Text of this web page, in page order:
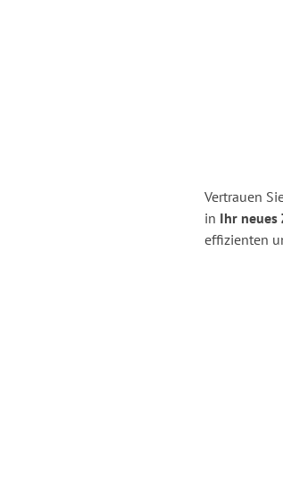
Vertrauen
in Ihr neues
effizienten